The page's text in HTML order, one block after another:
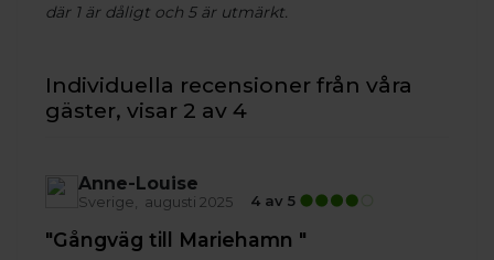
där 1 är dåligt och 5 är utmärkt.
Individuella recensioner från våra
gäster, visar 2 av 4
Anne-Louise
Sverige augusti 2025 4 av 5
"Gångväg till Mariehamn "